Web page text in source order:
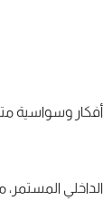
المستمر،